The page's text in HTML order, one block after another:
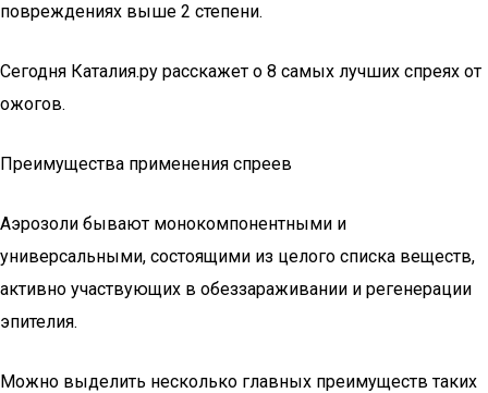
повреждениях выше 2 степени.
Сегодня Каталия.ру расскажет о 8 самых лучших спреях от
ожогов.
Преимущества применения спреев
Аэрозоли бывают монокомпонентными и
универсальными, состоящими из целого списка веществ,
активно участвующих в обеззараживании и регенерации
эпителия.
Можно выделить несколько главных преимуществ таких